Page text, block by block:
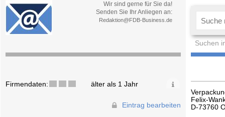
Wir sind gerne für Sie da!
Senden Sie Ihr Anliegen an:
Redaktion@FDB-Business.de
Suchen
Firmendaten: älter als 1 Jahr
Eintrag bearbeiten
Felix-
D-73760